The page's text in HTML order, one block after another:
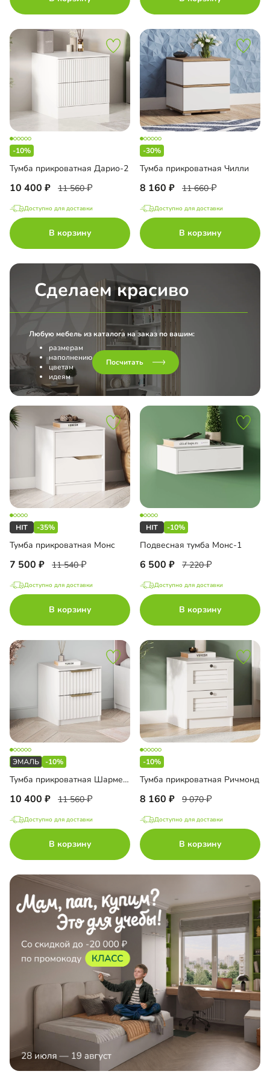
-10%
Тумба прикроватная Дарио-2
10 400 11 560
Доступно для доставки
В корзину
-30%
Тумба прикроватная Чилли
8 160 11 660
Доступно для доставки
В корзину
Сделаем красиво
Любую мебель из каталога на заказ по вашим:
размерам
наполнению
цветам
идеям
Посчитать
-35%
Тумба прикроватная Монс
7 500 11 540
Доступно для доставки
В корзину
-10%
Подвесная тумба Монс-1
6 500 7 220
Доступно для доставки
В корзину
-10%
Тумба прикроватная Шармель Лайф Эмаль
10 400 11 560
Доступно для доставки
В корзину
-10%
Тумба прикроватная Ричмонд
8 160 9 070
Доступно для доставки
В корзину